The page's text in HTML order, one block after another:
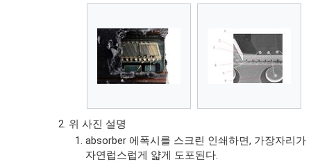
위 사진 설명
absorber 에폭시를 스크린 인쇄하면, 가장자리가
자연럽스럽게 얇게 도포된다.